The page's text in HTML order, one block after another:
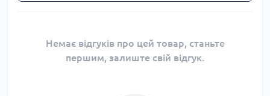
Немає відгуків про цей товар, станьте
першим, залиште свій відгук.